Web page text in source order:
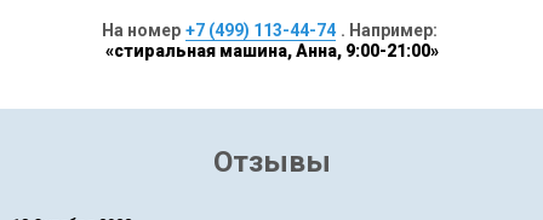
На номер +7 (499) 113-44-74 . Например:
«стиральная машина, Анна, 9:00-21:00»
Отзывы